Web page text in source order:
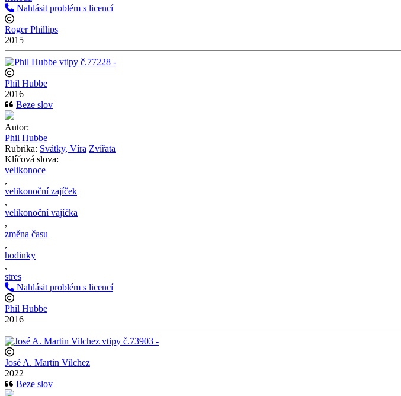
Nahlásit problém s licencí
Roger Phillips
2015
Phil Hubbe
2016
Beze slov
Autor:
Phil Hubbe
Rubrika: Svátky, Víra Zvířata
Klíčová slova:
velikonoce
,
velikonoční zajíček
,
velikonoční vajíčka
,
změna času
,
hodinky
,
stres
Nahlásit problém s licencí
Phil Hubbe
2016
José A. Martin Vilchez
2022
Beze slov